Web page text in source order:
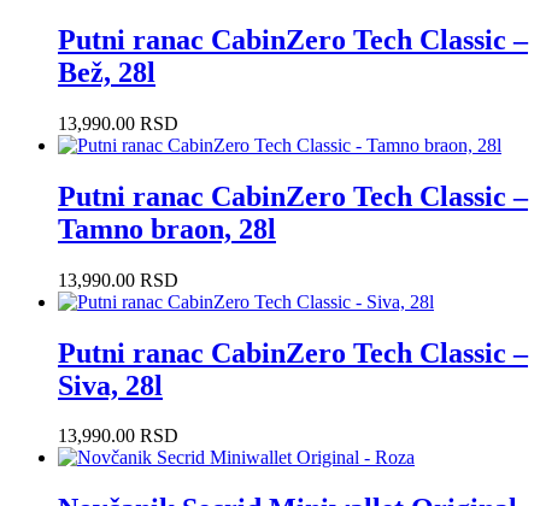
Putni ranac CabinZero Tech Classic –
Bež, 28l
13,990.00 RSD
Putni ranac CabinZero Tech Classic –
Tamno braon, 28l
13,990.00 RSD
Putni ranac CabinZero Tech Classic –
Siva, 28l
13,990.00 RSD